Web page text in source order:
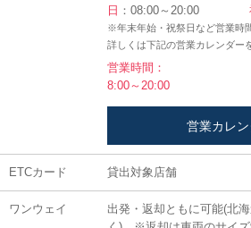
日 ：08:00～20:00
※年末年始・祝祭日など営業時
詳しくは下記の営業カレンダー
営業時間：
8:00～20:00
営業カレ
ETCカード 貸出対象店舗
ワンウェイ
出発・返却ともに可能(北